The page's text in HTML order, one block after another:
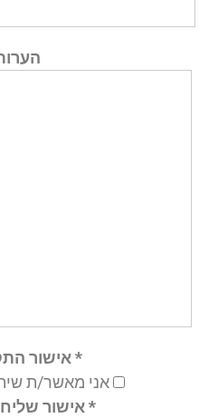
* אישור
אני מאשר/ת
* אישור